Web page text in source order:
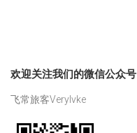
欢迎关注我们的微信公众号
飞常旅客Verylvke